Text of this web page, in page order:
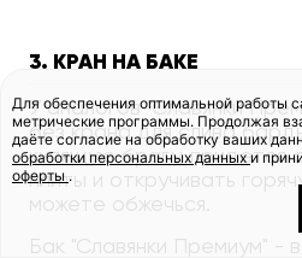
3. КРАН НА БАКЕ
У аналогов "Славянки
без крана для слива
кипящую брагу, придется
плиты и откручивать
можете обжечься.
Бак "Славянки Премиум" -
Для обеспечения оптимальной работы
метрические программы. Продолжая
даёте согласие на обработку ваших
обработки персональных данныхи
оферты.